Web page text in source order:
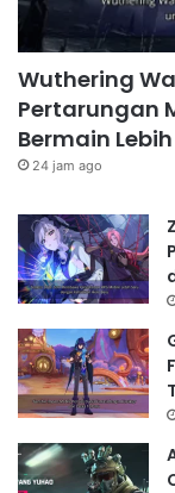
Wuthering
Pertarungan
Bermain
24 jam ago